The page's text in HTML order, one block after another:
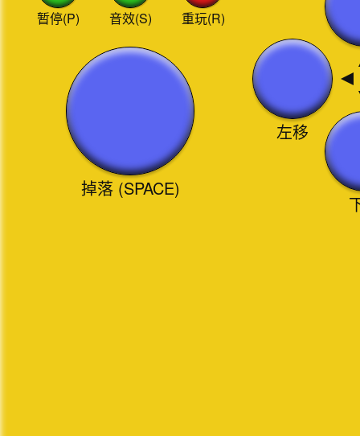
左移
掉落 (SPACE)
重玩(R)
音效(S)
暂停(P)